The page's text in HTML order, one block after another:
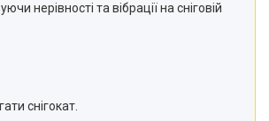
нерівності та вібрації на сніговій
снігокат.